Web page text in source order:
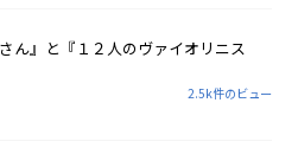
ん』と『１２人のヴァイオリニス
2.5k件のビュー